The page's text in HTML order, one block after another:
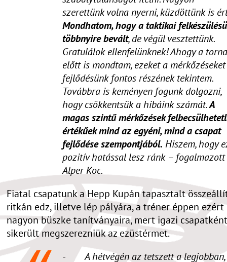
szerettünk volna nyerni, küzdöttünk is
Mondhatom, hogy a taktikai
többnyire bevált, de végül vesztettünk.
Gratulálok ellenfelünknek! Ahogy a torna
előtt is mondtam, ezeket a mérkőzéseket
fejlődésünk fontos részének tekintem.
Továbbra is keményen fogunk dolgozni,
hogy csökkentsük a hibáink számát.A
magas szintű mérkőzések
értékűek mind az egyéni, mind a csapat
fejlődése szempontjából. Hiszem, hogy
pozitív hatással lesz ránk – fogalmazott
Alper Koc.
Fiatal csapatunk a Hepp Kupán tapasztalt
ritkán edz, illetve lép pályára, a tréner éppen ezért
nagyon büszke tanítványaira, mert igazi csapatként
sikerült megszerezniük az ezüstérmet.
- A hétvégén az tetszett a legjobban,